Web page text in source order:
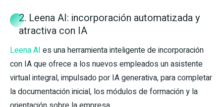
2. Leena AI: incorporación automatizada y
atractiva con IA
Leena AI es una herramienta inteligente de incorporación
con IA que ofrece a los nuevos empleados un asistente
virtual integral, impulsado por IA generativa, para completar
la documentación inicial, los módulos de formación y la